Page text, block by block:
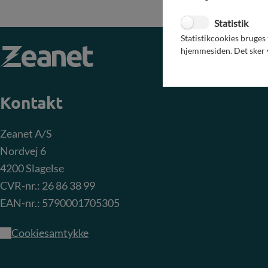
Kontakt
Zeanet A/S
Nordvej 6
4200 Slagelse
CVR-nr.: 26 86 38 99
EAN-nr.: 5790001705305
Cookiesamtykke
Statistik
Statistikcookies
hjemmesiden. Det